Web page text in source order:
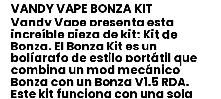
VANDY VAPE BONZA KIT
Vandy Vape presenta esta
increíble pieza de kit; Kit de
Bonza. El Bonza Kit es un
bolígrafo de estilo portátil que
combina un mod mecánico
Bonza con un Bonza V1.5 RDA.
Este kit funciona con una sola